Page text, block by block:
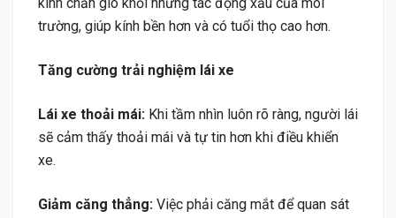
trường, giúp kính bền hơn và có tuổi thọ cao hơn.
Tăng cường trải nghiệm lái xe
Lái xe thoải mái: Khi tầm nhìn luôn rõ ràng, người lái
sẽ cảm thấy thoải mái và tự tin hơn khi điều khiển
xe.
Giảm căng thẳng: Việc phải căng mắt để quan sát